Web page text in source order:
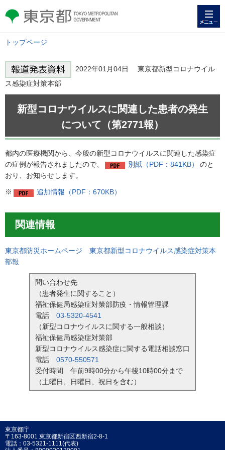
東京都 TOKYO METROPOLITAN
GOVERNMENT
トップページ
2022年01月04日 東京都新型コロナウイル
ス感染症対策本部
新型コロナウイルスに関連した患者の発生
について（第2771報）
都内の医療機関から、今般の新型コロナウイルスに関連した感染症
の症例が報告されましたので、
別紙（PDF：841KB）
のと
おり、お知らせします。
※ 追加情報（PDF：670KB）
関連情報
東京都防災ホームページ 東京都新型コロナウイルス感染症対策本
部報
問い合わせ先
（患者発生に関すること）
福祉保健局感染症対策部防疫・情報管理課
電話 03-5320-4541
（新型コロナウイルスに関する一般相談）
福祉保健局感染症対策部
新型コロナウイルス感染症に関する電話相談窓口
電話 0570-550571
受付時間 午前9時00分から午後10時00分まで
（土曜日、日曜日、祝日を含む）
東京都庁
〒163-8001 東京都新宿区西新宿2-8-1
電話：03-5321-1111(代表)